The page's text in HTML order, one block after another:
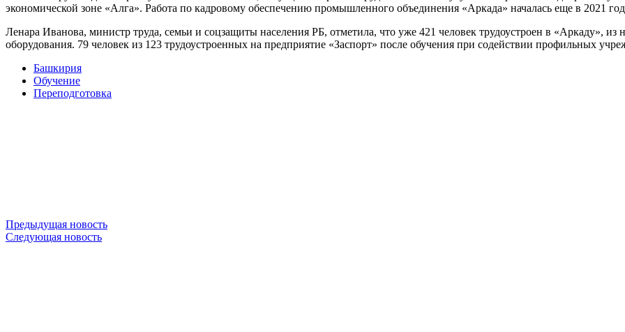
экономической зоне «Алга». Работа по кадровому обеспечению промышленного объединения «Аркада» началась еще в 2021
Ленара Иванова, министр труда, семьи и соцзащиты населения РБ, отметила, что уже 421 человек трудоустроен в «Аркаду»,
оборудования. 79 человек из 123 трудоустроенных на предприятие «Заспорт» после обучения при содействии профильных
Башкирия
Обучение
Переподготовка
Предыдущая новость
Следующая новость